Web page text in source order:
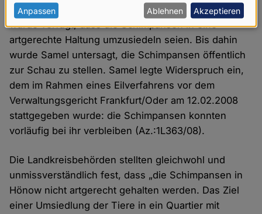
eine Ordnungsverfügung zur Gefahrenabwehr. Es
wurde verfügt, dass die Schimpansen in eine
artgerechte Haltung umzusiedeln seien. Bis dahin
wurde Samel untersagt, die Schimpansen öffentlich
zur Schau zu stellen. Samel legte Widerspruch ein,
dem im Rahmen eines Eilverfahrens vor dem
Verwaltungsgericht Frankfurt/Oder am 12.02.2008
stattgegeben wurde: die Schimpansen konnten
vorläufig bei ihr verbleiben (Az.:1L363/08).
Die Landkreisbehörden stellten gleichwohl und
unmissverständlich fest, dass „die Schimpansen in
Hönow nicht artgerecht gehalten werden. Das Ziel
einer Umsiedlung der Tiere in ein Quartier mit
personenbezogenen
Daten
und
Cookies
Anpassen Ablehnen Akzeptieren